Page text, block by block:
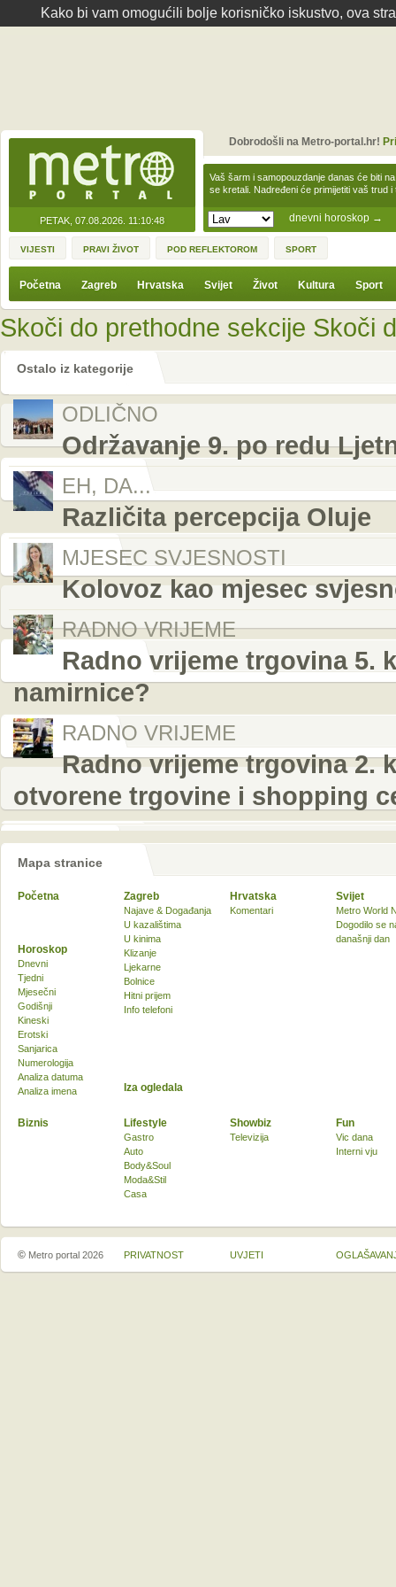
Kako bi vam omogućili bolje korisničko iskustvo, ova
PETAK, 07.08.2026. 11:10:48 dnevni horoskop →
Vaš šarm i samopouzdanje danas će biti
se kretali. Nadređeni će primijetiti vaš trud
Dobrodošli na Metro-portal.hr!
VIJESTI PRAVI ŽIVOT POD REFLEKTOROM SPORT
Početna Zagreb Hrvatska Svijet Život Kultura Sport
Skoči do prethodne sekcije Skoči
Ostalo iz kategorije
ODLIČNO
Održavanje 9. po redu
EH, DA...
Različita percepcija Oluje
MJESEC SVJESNOSTI
Kolovoz kao mjesec
RADNO VRIJEME
Radno vrijeme trgovina 5.
namirnice?
RADNO VRIJEME
Radno vrijeme trgovina 2.
otvorene trgovine i shopping
Mapa stranice
Početna Zagreb
Najave & Događanja
U kazalištima
U kinima
Klizanje
Ljekarne
Bolnice
Hitni prijem
Info telefoni
Hrvatska
Komentari
Svijet
Metro World
Dogodilo se
današnji dan
Biznis Lifestyle
Gastro
Auto
Body&Soul
Moda&Stil
Casa
Showbiz
Televizija
Fun
Vic dana
Interni vju
Horoskop
Dnevni
Tjedni
Mjesečni
Godišnji
Kineski
Erotski
Sanjarica
Numerologija
Analiza datuma
Analiza imena
Iza ogledala
© Metro portal 2026 PRIVATNOST UVJETI